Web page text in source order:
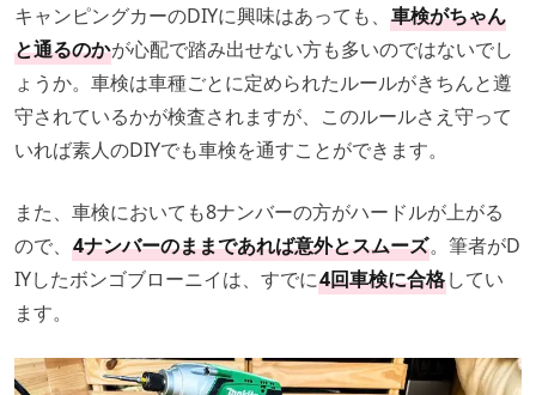
キャンピングカーのDIYに興味はあっても、 車検がちゃん
と通るのかが心配で踏み出せない方も多いのではないでし
ょうか。車検は車種ごとに定められたルールがきちんと遵
守されているかが検査されますが、このルールさえ守って
いれば素人のDIYでも車検を通すことができます。
また、車検においても8ナンバーの方がハードルが上がる
ので、 4ナンバーのままであれば意外とスムーズ。筆者がD
IYしたボンゴブローニイは、すでに4回車検に合格してい
ます。